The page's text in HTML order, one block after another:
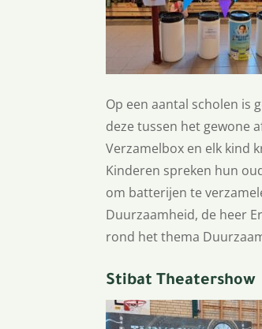
Op een aantal scholen is
deze tussen het gewone
Verzamelbox en elk kind
Kinderen spreken hun
om batterijen te
Duurzaamheid, de heer
rond het thema
Stibat Theatershow